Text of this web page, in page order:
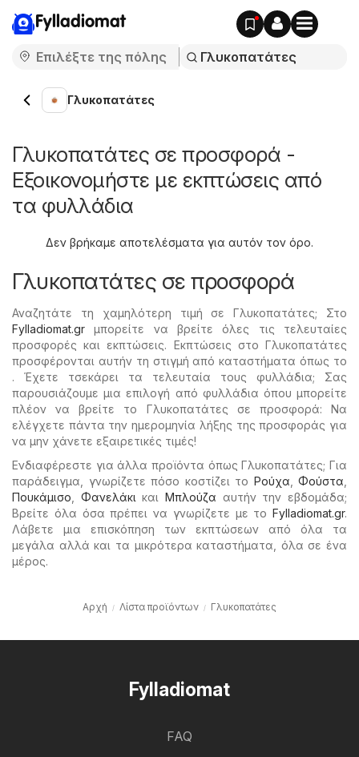
Fylladiomat
Γλυκοπατάτες
Γλυκοπατάτες σε προσφορά -
Εξοικονομήστε με εκπτώσεις από
τα φυλλάδια
Δεν βρήκαμε αποτελέσματα για αυτόν τον όρο.
Γλυκοπατάτες σε προσφορά
Αναζητάτε τη χαμηλότερη τιμή σε Γλυκοπατάτες; Στο
Fylladiomat.gr μπορείτε να βρείτε όλες τις τελευταίες
προσφορές και εκπτώσεις. Εκπτώσεις στο Γλυκοπατάτες
προσφέρονται αυτήν τη στιγμή από καταστήματα όπως το
. Έχετε τσεκάρει τα τελευταία τους φυλλάδια; Σας
παρουσιάζουμε μια επιλογή από φυλλάδια όπου μπορείτε
πλέον να βρείτε το Γλυκοπατάτες σε προσφορά: Να
ελέγχετε πάντα την ημερομηνία λήξης της προσφοράς για
να μην χάνετε εξαιρετικές τιμές!
Ενδιαφέρεστε για άλλα προϊόντα όπως Γλυκοπατάτες; Για
παράδειγμα, γνωρίζετε πόσο κοστίζει το Ρούχα Φούστα
Πουκάμισο
Φανελάκι καιΜπλούζα αυτήν την εβδομάδα;
Βρείτε όλα όσα πρέπει να γνωρίζετε με το Fylladiomat.gr.
Λάβετε μια επισκόπηση των εκπτώσεων από όλα τα
μεγάλα αλλά και τα μικρότερα καταστήματα, όλα σε ένα
μέρος.
Αρχή Λίστα προϊόντων Γλυκοπατάτες
Fylladiomat
FAQ